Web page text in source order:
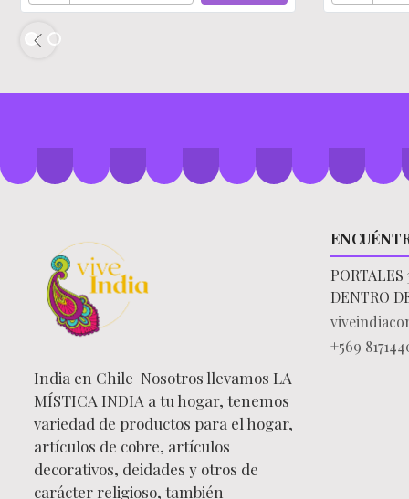
India en Chile Nosotros llevamos LA
MÍSTICA INDIA a tu hogar, tenemos
variedad de productos para el hogar,
artículos de cobre, artículos
decorativos, deidades y otros de
carácter religioso, también
DENTRO
+569